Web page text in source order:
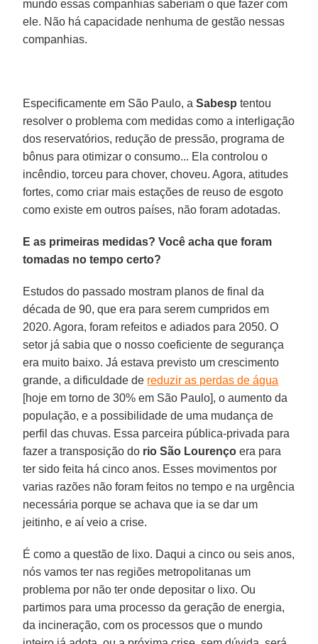
mundo essas companhias saberiam o que fazer com
ele. Não há capacidade nenhuma de gestão nessas
companhias.
Especificamente em São Paulo, aSabesp tentou
resolver o problema com medidas como a interligação
dos reservatórios, redução de pressão, programa de
bônus para otimizar o consumo... Ela controlou o
incêndio, torceu para chover, choveu. Agora, atitudes
fortes, como criar mais estações de reuso de esgoto
como existe em outros países, não foram adotadas.
E as primeiras medidas? Você acha que foram
tomadas no tempo certo?
Estudos do passado mostram planos de final da
década de 90, que era para serem cumpridos em
2020. Agora, foram refeitos e adiados para 2050. O
setor já sabia que o nosso coeficiente de segurança
era muito baixo. Já estava previsto um crescimento
grande, a dificuldade de reduzir as perdas de água
[hoje em torno de 30% em São Paulo], o aumento da
população, e a possibilidade de uma mudança de
perfil das chuvas. Essa parceira pública-privada para
fazer a transposição do rio São Lourenço era para
ter sido feita há cinco anos. Esses movimentos por
varias razões não foram feitos no tempo e na urgência
necessária porque se achava que ia se dar um
jeitinho, e aí veio a crise.
É como a questão de lixo. Daqui a cinco ou seis anos,
nós vamos ter nas regiões metropolitanas um
problema por não ter onde depositar o lixo. Ou
partimos para uma processo da geração de energia,
da incineração, com os processos que o mundo